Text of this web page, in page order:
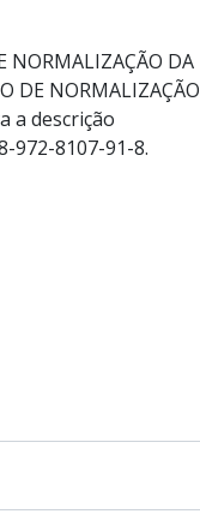
NORMALIZAÇÃO DA
DE NORMALIZAÇÃO
a descrição
972-8107-91-8.